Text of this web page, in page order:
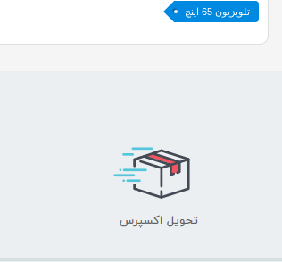
تلویزیون 65 اینچ